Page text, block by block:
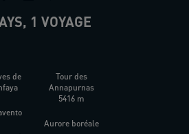
1 VOYAGE
de
Tour des
Annapurnas
5416 m
Aurore boréale